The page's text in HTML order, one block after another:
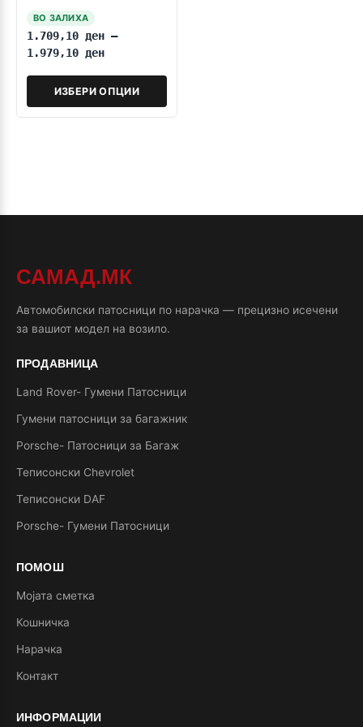
ВО ЗАЛИХА
1.709,10 ден –
1.979,10 ден
ИЗБЕРИ ОПЦИИ
САМАД.МК
Автомобилски патосници по нарачка — прецизно исечени
за вашиот модел на возило.
ПРОДАВНИЦА
Land Rover- Гумени Патосници
Гумени патосници за багажник
Porsche- Патосници за Багаж
Теписонски Chevrolet
Теписонски DAF
Porsche- Гумени Патосници
ПОМОШ
Мојата сметка
Кошничка
Нарачка
Контакт
ИНФОРМАЦИИ